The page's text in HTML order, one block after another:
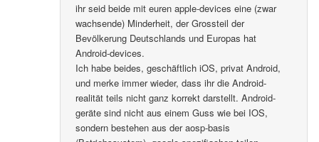
ihr seid beide mit euren apple-devices eine (zwar
wachsende) Minderheit, der Grossteil der
Bevölkerung Deutschlands und Europas hat
Android-devices.
Ich habe beides, geschäftlich iOS, privat Android,
und merke immer wieder, dass ihr die Android-
realität teils nicht ganz korrekt darstellt. Android-
geräte sind nicht aus einem Guss wie bei IOS,
sondern bestehen aus der aosp-basis